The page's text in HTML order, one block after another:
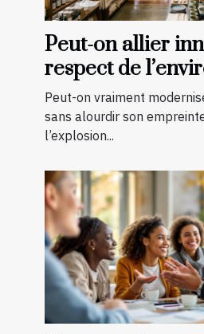
Peut-on allier
respect de
en boutique ?
Peut-on vraiment
sans alourdir son
l’explosion...